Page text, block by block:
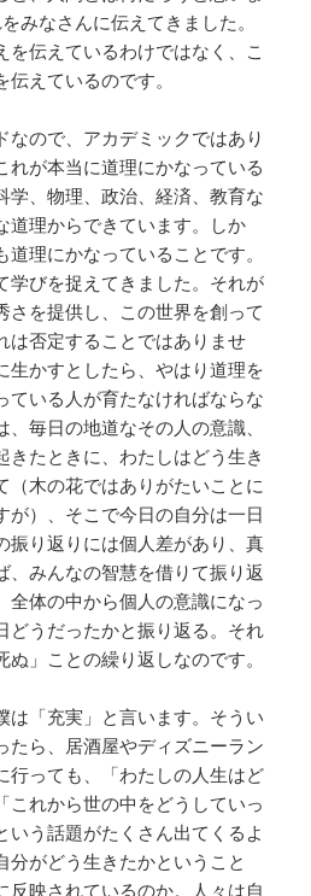
みなさんに伝えてきました。
を伝えているわけではなく、こ
えているのです。
なので、アカデミックではあり
れが本当に道理にかなっている
学、物理、政治、経済、教育な
道理からできています。しか
理にかなっていることです。
学びを捉えてきました。それが
さを提供し、この世界を創って
は否定することではありませ
生かすとしたら、やはり道理を
ている人が育たなければならな
毎日の地道なその人の意識、
きたときに、わたしはどう生き
（木の花ではありがたいことに
が）、そこで今日の自分は一日
振り返りには個人差があり、真
、みんなの智慧を借りて振り返
全体の中から個人の意識になっ
どうだったかと振り返る。それ
」ことの繰り返しなのです。
は「充実」と言います。そうい
たら、居酒屋やディズニーラン
行っても、「わたしの人生はど
これから世の中をどうしていっ
いう話題がたくさん出てくるよ
分がどう生きたかということ
反映されているのか。人々は自